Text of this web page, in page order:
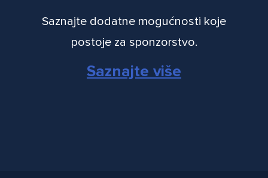
Saznajte dodatne mogućnosti koje
postoje za sponzorstvo.
Saznajte više